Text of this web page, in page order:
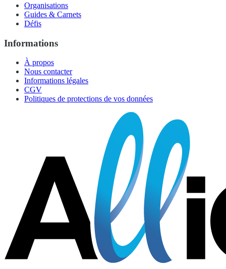
Organisations
Guides & Carnets
Défis
Informations
À propos
Nous contacter
Informations légales
CGV
Politiques de protections de vos données